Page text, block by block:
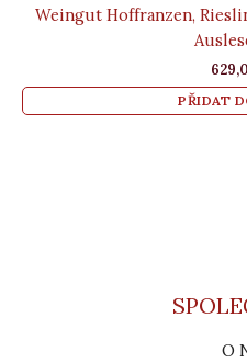
Weingut Hoffranzen,
PŘIDAT
O